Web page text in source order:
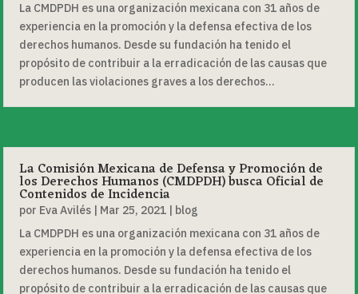
La CMDPDH es una organización mexicana con 31 años de
experiencia en la promoción y la defensa efectiva de los
derechos humanos. Desde su fundación ha tenido el
propósito de contribuir a la erradicación de las causas que
producen las violaciones graves a los derechos...
La Comisión Mexicana de Defensa y Promoción de
los Derechos Humanos (CMDPDH) busca Oficial de
Contenidos de Incidencia
por Eva Avilés Mar 25, 2021
blog
La CMDPDH es una organización mexicana con 31 años de
experiencia en la promoción y la defensa efectiva de los
derechos humanos. Desde su fundación ha tenido el
propósito de contribuir a la erradicación de las causas que